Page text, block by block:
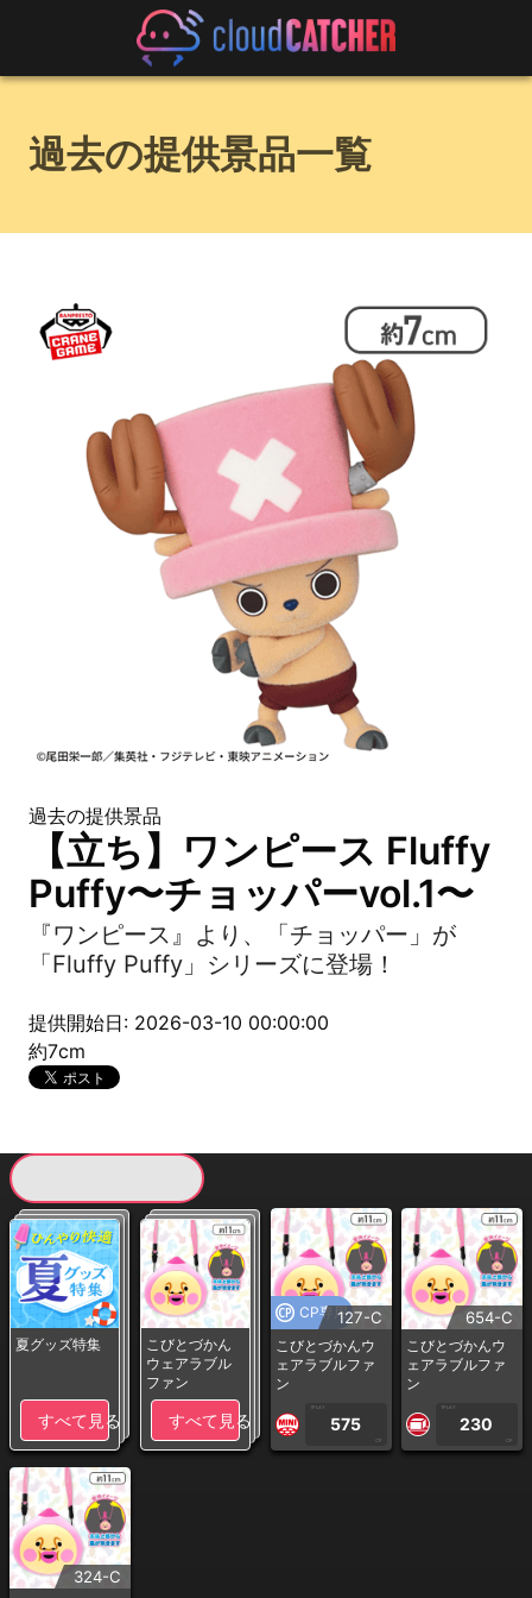
過去の提供景品一覧
過去の提供景品
【立ち】ワンピース Fluffy
Puffy〜チョッパーvol.1〜
『ワンピース』より、「チョッパー」が
「Fluffy Puffy」シリーズに登場！
提供開始日: 2026-03-10 00:00:00
約7cm
夏グッズ特集
すべて見る
こびとづかん
ウェアラブル
ファン
すべて見る
CP専用127-C
こびとづかんウ
ェアラブルファ
ン
1PLAY
575
CP
654-C
こびとづかんウ
ェアラブルファ
ン
1PLAY
230
CP
324-C